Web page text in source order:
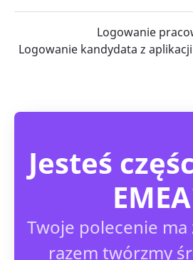
Logowanie
Logowanie kandydata z
Jesteś
Twoje polecenie
razem twórzmy